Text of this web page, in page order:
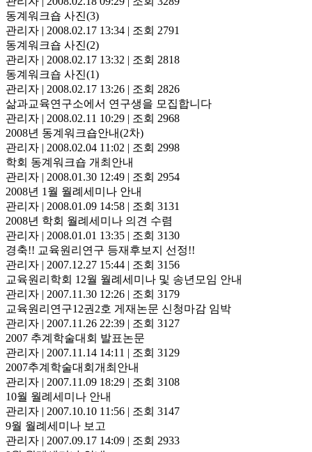
동계워크숍 사진(3)
관리자 | 2008.02.17 13:34 | 조회 2791
동계워크숍 사진(2)
관리자 | 2008.02.17 13:32 | 조회 2818
동계워크숍 사진(1)
관리자 | 2008.02.17 13:26 | 조회 2826
삶과교육연구소에서 연구생을 모집합니다
관리자 | 2008.02.11 10:29 | 조회 2968
2008년 동계워크숍안내(2차)
관리자 | 2008.02.04 11:02 | 조회 2998
학회 동계워크숍 개최안내
관리자 | 2008.01.30 12:49 | 조회 2954
2008년 1월 월례세미나 안내
관리자 | 2008.01.09 14:58 | 조회 3131
2008년 학회 월례세미나 의견 수렴
관리자 | 2008.01.01 13:35 | 조회 3130
경축!! 교육원리연구 등재후보지 선정!!
관리자 | 2007.12.27 15:44 | 조회 3156
교육원리학회 12월 월례세미나 및 송년모임 안내
관리자 | 2007.11.30 12:26 | 조회 3179
교육원리연구12권2호 게재논문 신청마감 임박
관리자 | 2007.11.26 22:39 | 조회 3127
2007 추계학술대회 발표논문
관리자 | 2007.11.14 14:11 | 조회 3129
2007추계학술대회개최안내
관리자 | 2007.11.09 18:29 | 조회 3108
10월 월례세미나 안내
관리자 | 2007.10.10 11:56 | 조회 3147
9월 월례세미나 보고
관리자 | 2007.09.17 14:09 | 조회 2933